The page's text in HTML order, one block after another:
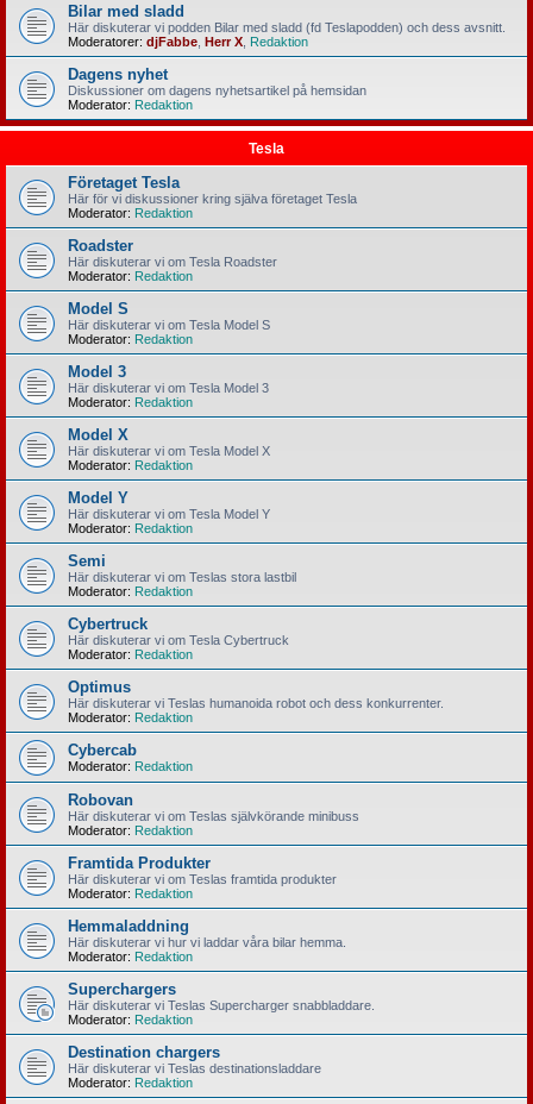
Bilar med sladd
Här diskuterar vi podden Bilar med sladd (fd Teslapodden) och dess avsnitt.
Moderatorer: djFabbe Herr X Redaktion
Dagens nyhet
Diskussioner om dagens nyhetsartikel på hemsidan
Moderator: Redaktion
Tesla
Företaget Tesla
Här för vi diskussioner kring själva företaget Tesla
Moderator: Redaktion
Roadster
Här diskuterar vi om Tesla Roadster
Moderator: Redaktion
Model S
Här diskuterar vi om Tesla Model S
Moderator: Redaktion
Model 3
Här diskuterar vi om Tesla Model 3
Moderator: Redaktion
Model X
Här diskuterar vi om Tesla Model X
Moderator: Redaktion
Model Y
Här diskuterar vi om Tesla Model Y
Moderator: Redaktion
Semi
Här diskuterar vi om Teslas stora lastbil
Moderator: Redaktion
Cybertruck
Här diskuterar vi om Tesla Cybertruck
Moderator: Redaktion
Optimus
Här diskuterar vi Teslas humanoida robot och dess konkurrenter.
Moderator: Redaktion
Cybercab
Moderator: Redaktion
Robovan
Här diskuterar vi om Teslas självkörande minibuss
Moderator: Redaktion
Framtida Produkter
Här diskuterar vi om Teslas framtida produkter
Moderator: Redaktion
Hemmaladdning
Här diskuterar vi hur vi laddar våra bilar hemma.
Moderator: Redaktion
Superchargers
Här diskuterar vi Teslas Supercharger snabbladdare.
Moderator: Redaktion
Destination chargers
Här diskuterar vi Teslas destinationsladdare
Moderator: Redaktion